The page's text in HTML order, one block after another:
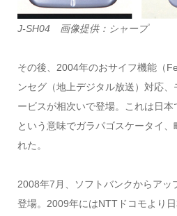
J-SH04 画像提供：シャープ
その後、2004年のおサイフ機能（
ンセグ（地上デジタル放送）対応
ービスが相次いで登場。これは日
という意味でガラパゴスケータイ
れた。
2008年7月、ソフトバンクからアッ
登場。2009年にはNTTドコモより